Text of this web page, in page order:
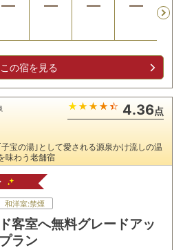
残り
この宿を見る
4.36点
宝の湯｣として愛される源泉かけ流しの温
味わう老舗宿
和洋室:禁煙
客室へ無料グレードアッ
ラン